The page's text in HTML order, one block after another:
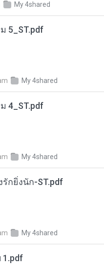
My 4shared
5_ST.pdf
My 4shared
4_ST.pdf
My 4shared
รักยิ่งนัก-ST.pdf
My 4shared
1.pdf